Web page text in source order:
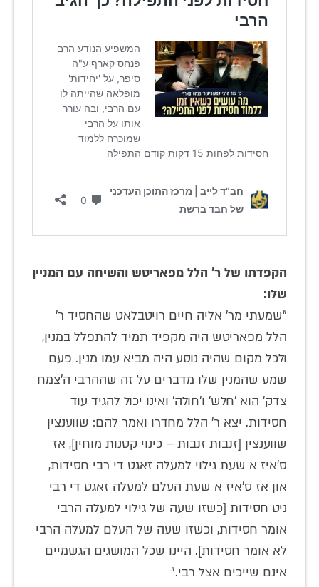
הקפדתו של ר' הלל מפאריטש והשיחה עם המניין
שלו:
"שמעתי מר' אליה חיים רויטבלאט שהחסיד ר'
הלל מפאריטש היה מקפיד תמיד להתפלל במנין,
ולכל מקום שהיה נוסע היה מביא עמו מנין. פעם
שמע שהמנין שלו מדברים על זה שההרבי ה'צמח
צדק' הוא 'חלש' ו'חולה' ואינו יכול להגיד עוד
חסידות. יצא ר' הלל מחדרו ואמר להם: שווענצין
שווענצין [זנבות זנבות – כינוי קטנות מוחין], אז
ס'איז א שעת גילוי למעלה זאגט די רבי חסידות,
און אז ס'איז א שעת העלם למעלה זאגט די רבי
ניט חסידות [כשזו שעה של גילוי למעלה הרבי
אומר חסידות, וכשזו שעה של העלם למעלה הרבי
לא אומר חסידות]. היינו שכל המושגים הגשמיים
אינם שייכים אצל רבי."